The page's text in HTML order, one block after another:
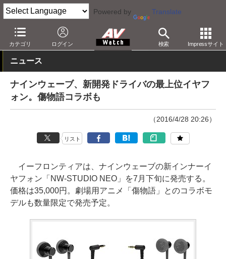
Powered by Translate
カテゴリ ログイン 検索 Impressサイト
AV Watch 製品 ヘッドフォン その他
ニュース
ナインウェーブ、新開発ドライバの最上位イヤフ
ォン。傷物語コラボも
（2016/4/28 20:26）
リスト
イーフロンティアは、ナインウェーブの新インナーイ
ヤフォン「NW-STUDIO NEO」を7月下旬に発売する。
価格は35,000円。劇場用アニメ「傷物語」とのコラボモ
デルも数量限定で発売予定。